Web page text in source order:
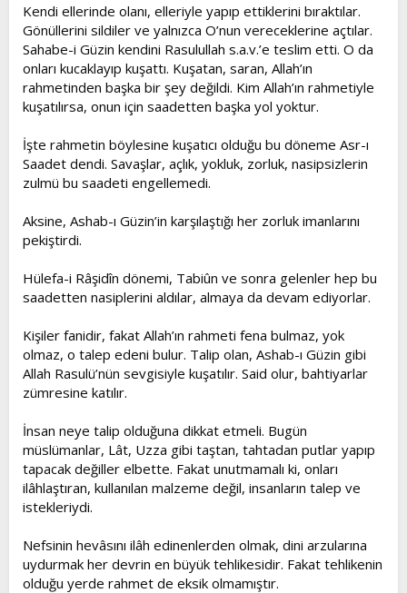
Kendi ellerinde olanı, elleriyle yapıp ettiklerini bıraktılar.
Gönüllerini sildiler ve yalnızca O’nun vereceklerine açtılar.
Sahabe-i Güzin kendini Rasulullah s.a.v.’e teslim etti. O da
onları kucaklayıp kuşattı. Kuşatan, saran, Allah’ın
rahmetinden başka bir şey değildi. Kim Allah’ın rahmetiyle
kuşatılırsa, onun için saadetten başka yol yoktur.
İşte rahmetin böylesine kuşatıcı olduğu bu döneme Asr-ı
Saadet dendi. Savaşlar, açlık, yokluk, zorluk, nasipsizlerin
zulmü bu saadeti engellemedi.
Aksine, Ashab-ı Güzin’in karşılaştığı her zorluk imanlarını
pekiştirdi.
Hülefa-i Râşidîn dönemi, Tabiûn ve sonra gelenler hep bu
saadetten nasiplerini aldılar, almaya da devam ediyorlar.
Kişiler fanidir, fakat Allah’ın rahmeti fena bulmaz, yok
olmaz, o talep edeni bulur. Talip olan, Ashab-ı Güzin gibi
Allah Rasulü’nün sevgisiyle kuşatılır. Said olur, bahtiyarlar
zümresine katılır.
İnsan neye talip olduğuna dikkat etmeli. Bugün
müslümanlar, Lât, Uzza gibi taştan, tahtadan putlar yapıp
tapacak değiller elbette. Fakat unutmamalı ki, onları
ilâhlaştıran, kullanılan malzeme değil, insanların talep ve
istekleriydi.
Nefsinin hevâsını ilâh edinenlerden olmak, dini arzularına
uydurmak her devrin en büyük tehlikesidir. Fakat tehlikenin
olduğu yerde rahmet de eksik olmamıştır.